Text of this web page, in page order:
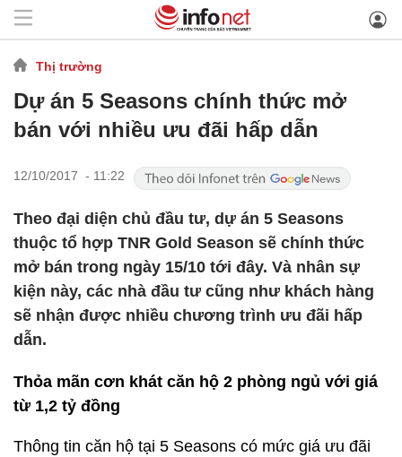
Thị trường
Dự án 5 Seasons chính thức mở
bán với nhiều ưu đãi hấp dẫn
12/10/2017 - 11:22
Theo đại diện chủ đầu tư, dự án 5 Seasons
thuộc tổ hợp TNR Gold Season sẽ chính thức
mở bán trong ngày 15/10 tới đây. Và nhân sự
kiện này, các nhà đầu tư cũng như khách hàng
sẽ nhận được nhiều chương trình ưu đãi hấp
dẫn.
Thỏa mãn cơn khát căn hộ 2 phòng ngủ với giá
từ 1,2 tỷ đồng
Thông tin căn hộ tại 5 Seasons có mức giá ưu đãi